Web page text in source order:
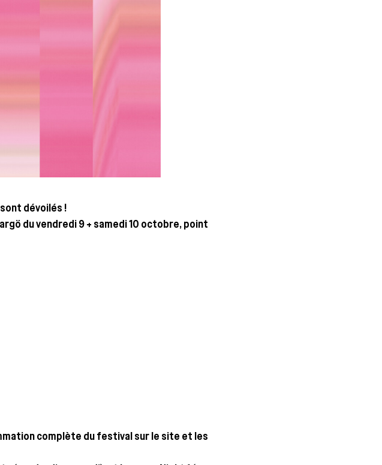
dévoilés !
du ven­dre­di 9 + same­di 10 octobre, point
com­plète du fes­ti­val sur le site et les